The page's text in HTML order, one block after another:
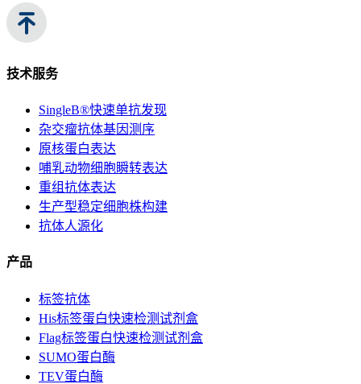
技术服务
SingleB®快速单抗发现
杂交瘤抗体基因测序
原核蛋白表达
哺乳动物细胞瞬转表达
重组抗体表达
生产型稳定细胞株构建
抗体人源化
产品
标签抗体
His标签蛋白快速检测试剂盒
Flag标签蛋白快速检测试剂盒
SUMO蛋白酶
TEV蛋白酶